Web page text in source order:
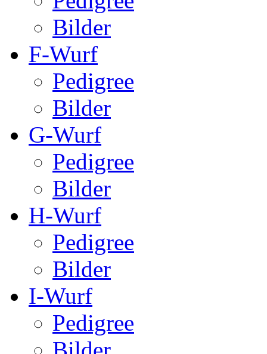
Bilder
F-Wurf
Pedigree
Bilder
G-Wurf
Pedigree
Bilder
H-Wurf
Pedigree
Bilder
I-Wurf
Pedigree